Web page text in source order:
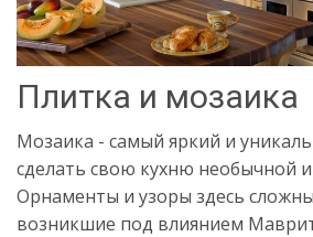
Плитка и мозаика
Мозаика - самый яркий и
сделать свою кухню необычной
Орнаменты и узоры здесь
возникшие под влиянием